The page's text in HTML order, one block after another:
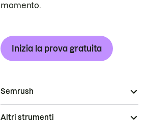
momento.
Inizia la prova gratuita
Semrush
Altri strumenti